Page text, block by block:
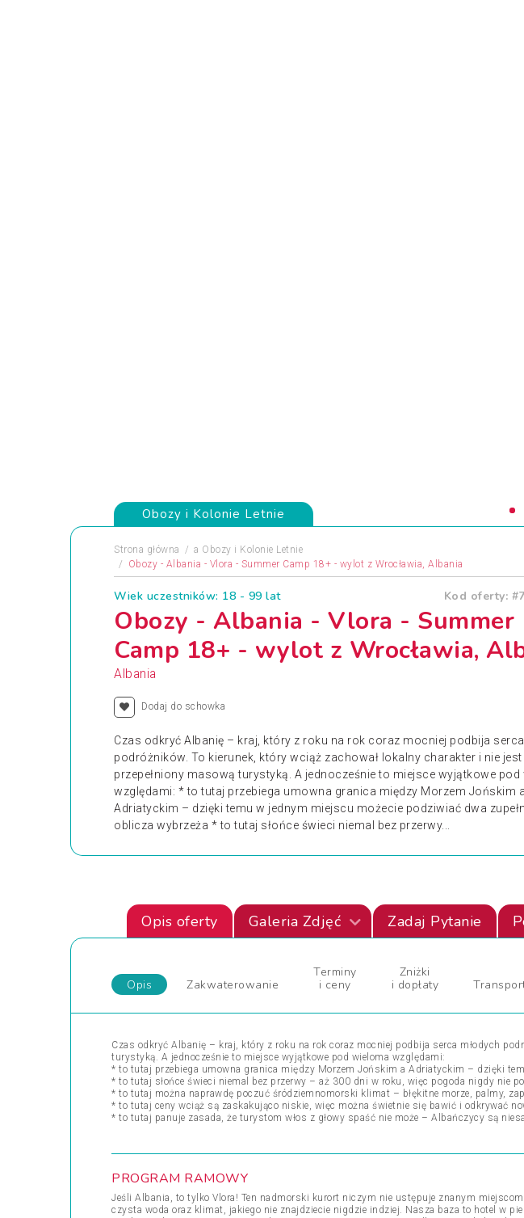
Obozy i Kolonie Letnie
Strona główna a Obozy i Kolonie Letnie
Obozy - Albania - Vlora - Summer Camp 18+ - wylot z Wrocławia, Albania
Wiek uczestników: 18 - 99 lat Kod oferty:
Obozy - Albania - Vlora - Summer
Camp 18+ - wylot z Wrocławia,
Albania
Dodaj do schowka
Czas odkryć Albanię – kraj, który z roku na rok coraz mocniej podbija
podróżników. To kierunek, który wciąż zachował lokalny charakter i nie jest
przepełniony masową turystyką. A jednocześnie to miejsce wyjątkowe pod
względami: * to tutaj przebiega umowna granica między Morzem Jońskim a
Adriatyckim – dzięki temu w jednym miejscu możecie podziwiać dwa
oblicza wybrzeża * to tutaj słońce świeci niemal bez przerwy...
Opis oferty Galeria Zdjęć Zadaj Pytanie
Opis Zakwaterowanie
Terminy
i ceny
Zniżki
i dopłaty
Czas odkryć Albanię – kraj, który z roku na rok coraz mocniej podbija serca młodych
turystyką. A jednocześnie to miejsce wyjątkowe pod wieloma względami:
* to tutaj przebiega umowna granica między Morzem Jońskim a Adriatyckim – dzięki
* to tutaj słońce świeci niemal bez przerwy – aż 300 dni w roku, więc pogoda nigdy nie
* to tutaj można naprawdę poczuć śródziemnomorski klimat – błękitne morze, palmy,
* to tutaj ceny wciąż są zaskakująco niskie, więc można świetnie się bawić i odkrywać
* to tutaj panuje zasada, że turystom włos z głowy spaść nie może – Albańczycy są
PROGRAM RAMOWY
Jeśli Albania, to tylko Vlora! Ten nadmorski kurort niczym nie ustępuje znanym
czysta woda oraz klimat, jakiego nie znajdziecie nigdzie indziej. Nasza baza to hotel w